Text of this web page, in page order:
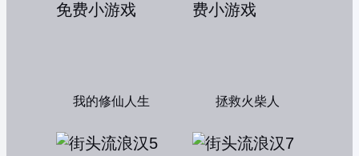
我的修仙人生 拯救火柴人